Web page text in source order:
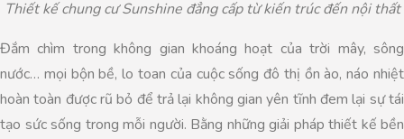
Thiết kế chung cư Sunshine đẳng cấp từ kiến trúc đến nội thất
Đắm chìm trong không gian khoáng hoạt của trời mây, sông
nước… mọi bộn bề, lo toan của cuộc sống đô thị ồn ào, náo nhiệt
hoàn toàn được rũ bỏ để trả lại không gian yên tĩnh đem lại sự tái
tạo sức sống trong mỗi người. Bằng những giải pháp thiết kế bền